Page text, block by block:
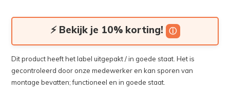
⚡ Bekijk je 10% korting! ⓘ
Dit product heeft het label uitgepakt / in goede staat. Het is
gecontroleerd door onze medewerker en kan sporen van
montage bevatten; functioneel en in goede staat.